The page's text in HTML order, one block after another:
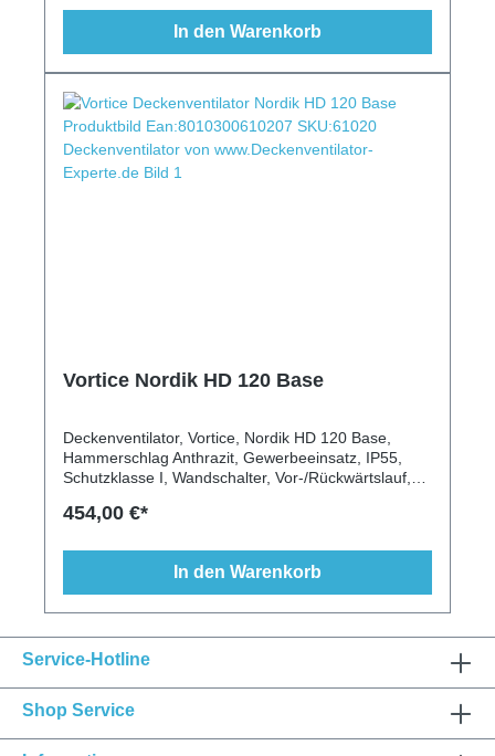
In den Warenkorb
Vortice Nordik HD 120 Base
Deckenventilator, Vortice, Nordik HD 120 Base,
Hammerschlag Anthrazit, Gewerbeeinsatz, IP55,
Schutzklasse I, Wandschalter, Vor-/Rückwärtslauf,
Staubbeständig
454,00 €*
In den Warenkorb
Service-Hotline
Shop Service